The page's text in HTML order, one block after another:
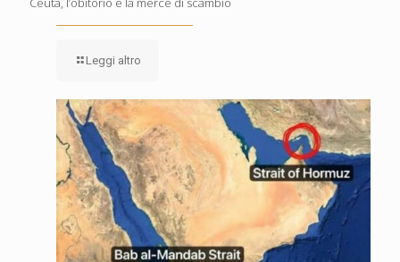
Leggi altro